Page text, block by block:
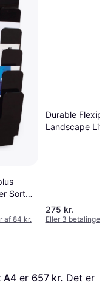
Sort
af 84 kr.
Durable
Landscape
275 kr.
Eller 3 betalinger
A4 er 657 kr. Det er